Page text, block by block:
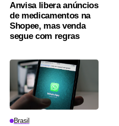
Anvisa libera anúncios
de medicamentos na
Shopee, mas venda
segue com regras
Brasil